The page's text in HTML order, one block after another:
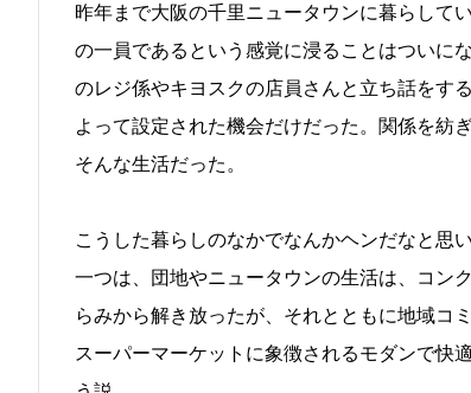
昨年まで大阪の千里ニュータウンに暮らして
の一員であるという感覚に浸ることはついに
のレジ係やキヨスクの店員さんと立ち話をす
よって設定された機会だけだった。関係を紡
そんな生活だった。
こうした暮らしのなかでなんかヘンだなと思
一つは、団地やニュータウンの生活は、コン
らみから解き放ったが、それとともに地域コ
スーパーマーケットに象徴されるモダンで快